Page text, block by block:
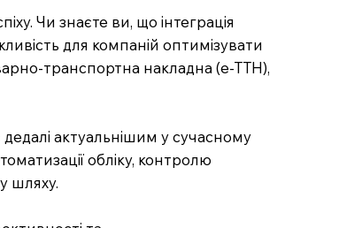
Чи знаєте ви, що інтеграція
для компаній оптимізувати
транспортна накладна (е-ТТН),
актуальнішим у сучасному
обліку, контролю
шляху.